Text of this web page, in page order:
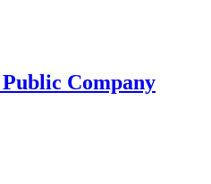
Company